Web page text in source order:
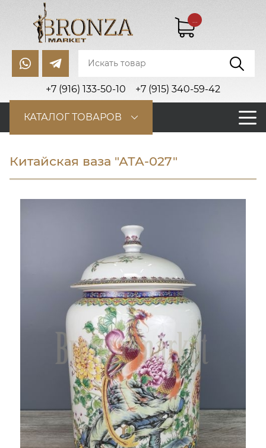
+7 (916) 133-50-10 +7 (915) 340-59-42
...
КАТАЛОГ ТОВАРОВ
Китайская ваза "АТА-027"